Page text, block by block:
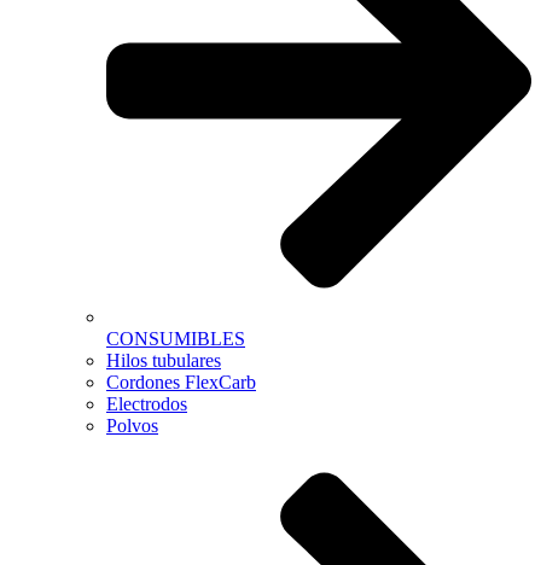
CONSUMIBLES
Hilos tubulares
Cordones FlexCarb
Electrodos
Polvos